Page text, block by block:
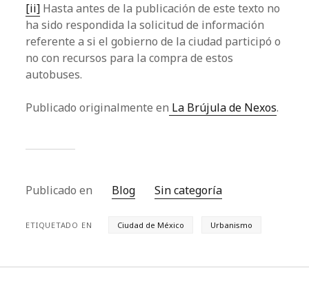
[ii] Hasta antes de la publicación de este texto no
ha sido respondida la solicitud de información
referente a si el gobierno de la ciudad participó o
no con recursos para la compra de estos
autobuses.
Publicado originalmente en La Brújula de Nexos.
Publicado en Blog Sin categoría
ETIQUETADO EN Ciudad de México Urbanismo